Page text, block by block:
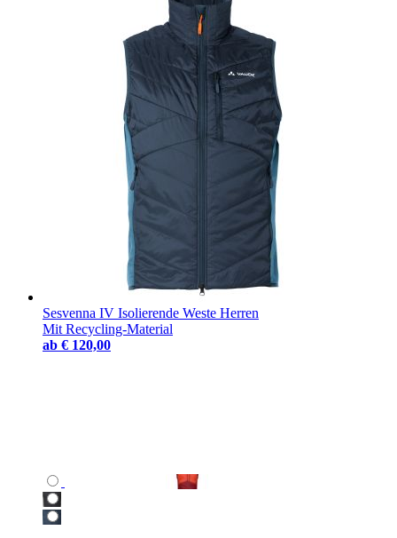
Sesvenna IV Isolierende Weste Herren
Mit Recycling-Material
ab € 120,00